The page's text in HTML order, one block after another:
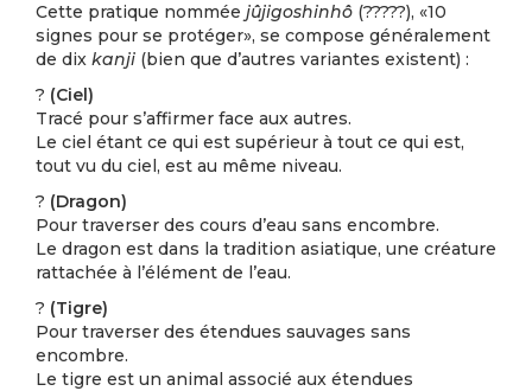
Cette pratique nommée jûjigoshinhô (?????), «10
signes pour se protéger», se compose généralement
de dix kanji (bien que d’autres variantes existent) :
? (Ciel)
Tracé pour s’affirmer face aux autres.
Le ciel étant ce qui est supérieur à tout ce qui est,
tout vu du ciel, est au même niveau.
? (Dragon)
Pour traverser des cours d’eau sans encombre.
Le dragon est dans la tradition asiatique, une créature
rattachée à l’élément de l’eau.
? (Tigre)
Pour traverser des étendues sauvages sans
encombre.
Le tigre est un animal associé aux étendues